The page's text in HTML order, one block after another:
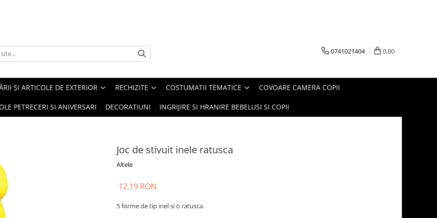
0741021404 0,00
ȘI ARTICOLE DE EXTERIOR RECHIZITE COSTUMATII TEMATICE COVOARE CAMERA COPII
PETRECERI SI ANIVERSARI DECORATIUNI INGRIJIRE SI HRANIRE BEBELUSI SI COPII
Joc de stivuit inele ratusca
Altele
12,19 RON
5 forme de tip inel si o ratusca.